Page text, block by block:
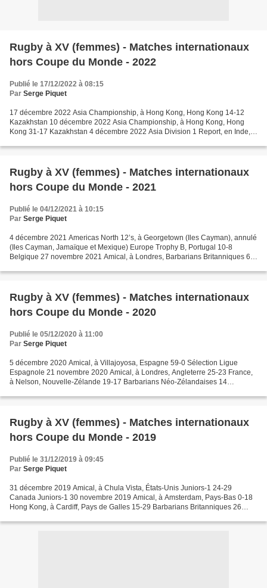
Rugby à XV (femmes) - Matches internationaux
hors Coupe du Monde - 2022
Publié le 17/12/2022 à 08:15
Par Serge Piquet
17 décembre 2022 Asia Championship, à Hong Kong, Hong Kong 14-12
Kazakhstan 10 décembre 2022 Asia Championship, à Hong Kong, Hong
Kong 31-17 Kazakhstan 4 décembre 2022 Asia Division 1 Report, en Inde,
Rugby à XV (femmes) - Matches internationaux
hors Coupe du Monde - 2021
Publié le 04/12/2021 à 10:15
Par Serge Piquet
4 décembre 2021 Americas North 12’s, à Georgetown (Iles Cayman), annulé
(Iles Cayman, Jamaïque et Mexique) Europe Trophy B, Portugal 10-8
Belgique 27 novembre 2021 Amical, à Londres, Barbarians Britanniques 60-
Rugby à XV (femmes) - Matches internationaux
hors Coupe du Monde - 2020
Publié le 05/12/2020 à 11:00
Par Serge Piquet
5 décembre 2020 Amical, à Villajoyosa, Espagne 59-0 Sélection Ligue
Espagnole 21 novembre 2020 Amical, à Londres, Angleterre 25-23 France,
à Nelson, Nouvelle-Zélande 19-17 Barbarians Néo-Zélandaises 14
Rugby à XV (femmes) - Matches internationaux
hors Coupe du Monde - 2019
Publié le 31/12/2019 à 09:45
Par Serge Piquet
31 décembre 2019 Amical, à Chula Vista, États-Unis Juniors-1 24-29
Canada Juniors-1 30 novembre 2019 Amical, à Amsterdam, Pays-Bas 0-18
Hong Kong, à Cardiff, Pays de Galles 15-29 Barbarians Britanniques 26